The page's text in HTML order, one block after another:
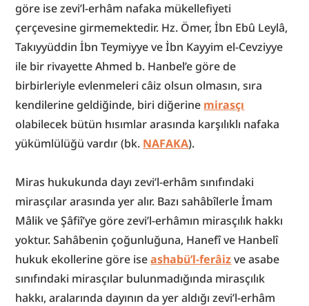
göre ise zevi’l-erhâm nafaka mükellefiyeti
çerçevesine girmemektedir. Hz. Ömer, İbn Ebû Leylâ,
Takıyyüddin İbn Teymiyye ve İbn Kayyim el-Cevziyye
ile bir rivayette Ahmed b. Hanbel’e göre de
birbirleriyle evlenmeleri câiz olsun olmasın, sıra
kendilerine geldiğinde, biri diğerine mirasçı
olabilecek bütün hısımlar arasında karşılıklı nafaka
yükümlülüğü vardır (bk. NAFAKA).
Miras hukukunda dayı zevi’l-erhâm sınıfındaki
mirasçılar arasında yer alır. Bazı sahâbîlerle İmam
Mâlik ve Şâfiî’ye göre zevi’l-erhâmın mirasçılık hakkı
yoktur. Sahâbenin çoğunluğuna, Hanefî ve Hanbelî
hukuk ekollerine göre ise ashabü’l-ferâiz ve asabe
sınıfındaki mirasçılar bulunmadığında mirasçılık
hakkı, aralarında dayının da yer aldığı zevi’l-erhâm